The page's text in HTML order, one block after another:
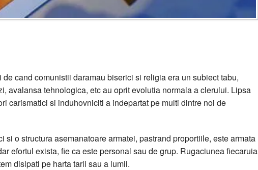
cand comunistii daramau biserici si religia era un subiect tabu,
avalansa tehnologica, etc au oprit evolutia normala a clerului. Lipsa
carismatici si induhovniciti a indepartat pe multi dintre noi de
si o structura asemanatoare armatei, pastrand proportiile, este armata
efortul exista, fie ca este personal sau de grup. Rugaciunea fiecaruia
disipati pe harta tarii sau a lumii.